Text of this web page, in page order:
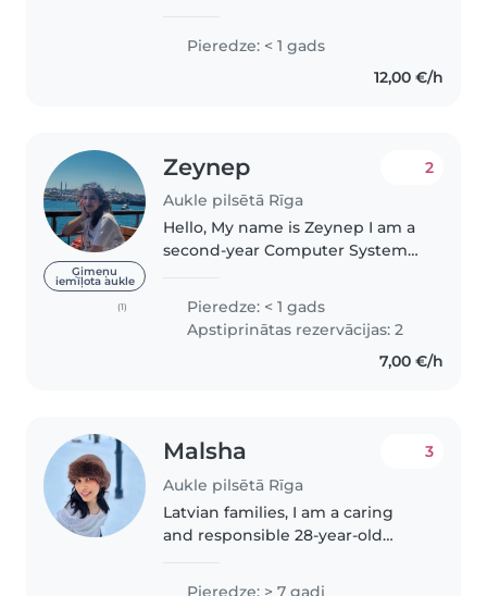
student fluent in English, I easily
Pieredze: < 1 gads
12,00 €/h
Ģimeņu
iemīļota aukle
(1)
Zeynep
Aukle pilsētā Rīga
2
Hello, My name is Zeynep I am a
second-year Computer Systems
University. I enjoy spending time
with children and helping them
have a fun and safe time. I..
Pieredze: < 1 gads
Apstiprinātas rezervācijas: 2
7,00 €/h
Malsha
Aukle pilsētā Rīga
3
Latvian families, I am a caring
and responsible 28-year-old
experience caring for children of
Pieredze: > 7 gadi